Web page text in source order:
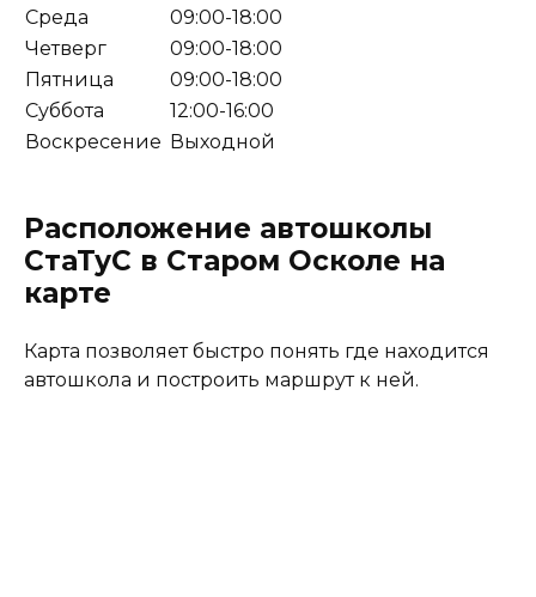
Среда
09:00-18:00
Четверг
09:00-18:00
Пятница
09:00-18:00
Суббота
12:00-16:00
Воскресение Выходной
Расположение автошколы
СтаТуС в Старом Осколе на
карте
Карта позволяет быстро понять где находится
автошкола и построить маршрут к ней.